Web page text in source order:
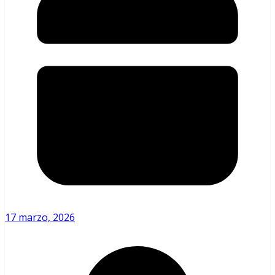
17 marzo, 2026